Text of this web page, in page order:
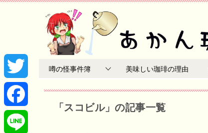
噂の怪事件簿 美味しい珈琲の理由
「スコビル」の記事一覧
T
w
F